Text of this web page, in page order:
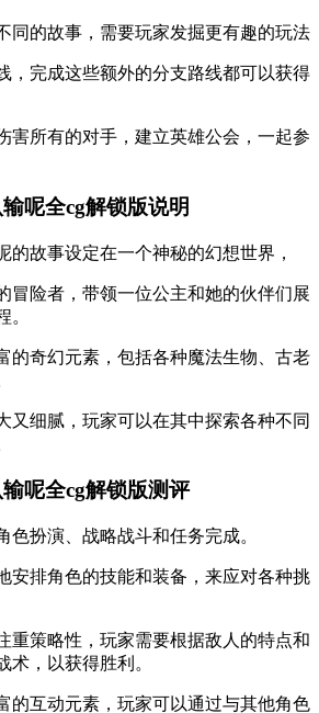
同的故事，需要玩家发掘更有趣的玩法
，完成这些额外的分支路线都可以获得
害所有的对手，建立英雄公会，一起参
呢全cg解锁版说明
的故事设定在一个神秘的幻想世界，
冒险者，带领一位公主和她的伙伴们展
。
的奇幻元素，包括各种魔法生物、古老
又细腻，玩家可以在其中探索各种不同
呢全cg解锁版测评
色扮演、战略战斗和任务完成。
安排角色的技能和装备，来应对各种挑
重策略性，玩家需要根据敌人的特点和
术，以获得胜利。
的互动元素，玩家可以通过与其他角色